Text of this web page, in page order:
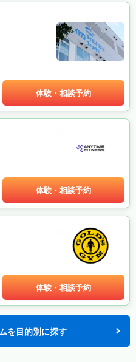
体験・相談予約
体験・相談予約
体験・相談予約
を目的別に探す